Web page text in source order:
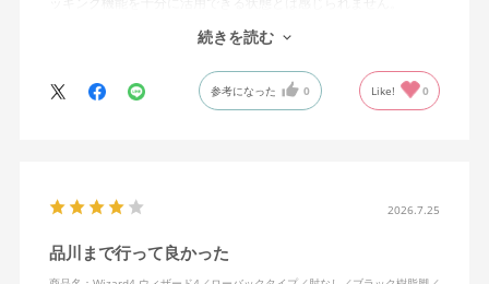
私は勤務先で約11年間、同シリーズのWizard2を使用していま
す。Wizard2にもロッキング強度調整機能が備わっており、最弱に
設定した場合は、通常どおり体重を預けることで背もたれは可動
含めれば私より体重の軽い利用者は数多くいると思われるため、
あれば、ロッキング機能としてどのような使用感を想定している
のか疑問に感じています。
続きを読む
参考になった 0 Like! 0
2026.7.25
品川まで行って良かった